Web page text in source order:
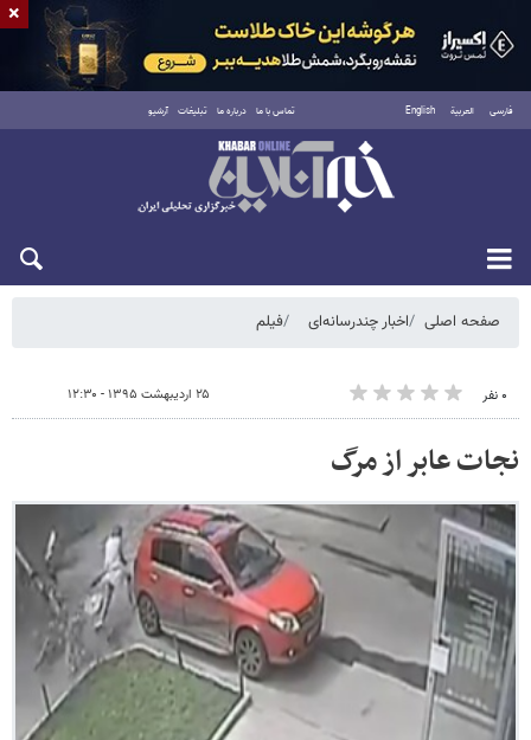
فارسی العربية English تماس با ما درباره ما تبلیغات آرشیو
دوشنبه ۱۹ مرداد ۱۴۰۵
صفحه اصلی اخبار چندرسانه‌ای فیلم
۰ نفر ۲۵ اردیبهشت ۱۳۹۵ - ۱۲:۳۰
نجات عابر از مرگ
×